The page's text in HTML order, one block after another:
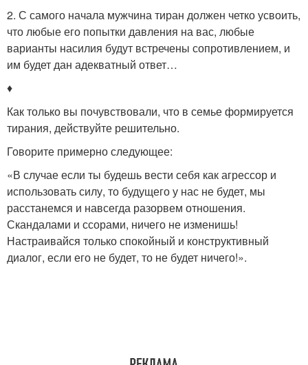
2. С самого начала мужчина тиран должен четко усвоить,
что любые его попытки давления на вас, любые
варианты насилия будут встречены сопротивлением, и
им будет дан адекватный ответ…
♦
Как только вы почувствовали, что в семье формируется
тирания, действуйте решительно.
Говорите примерно следующее:
«В случае если ты будешь вести себя как агрессор и
использовать силу, то будущего у нас не будет, мы
расстанемся и навсегда разорвем отношения.
Скандалами и ссорами, ничего не изменишь!
Настраивайся только спокойный и конструктивный
диалог, если его не будет, то не будет ничего!».